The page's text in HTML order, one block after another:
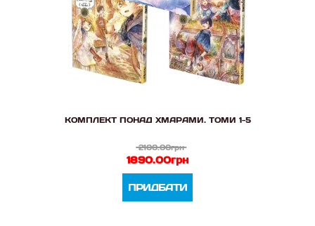
КОМПЛЕКТ ПОНАД ХМАРАМИ. ТОМИ 1-5
2100.00грн
1890.00грн
ПРИДБАТИ